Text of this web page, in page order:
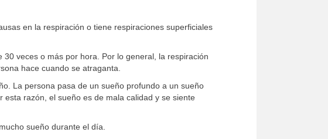
en la respiración o tiene respiraciones superficiales
veces o más por hora. Por lo general, la respiración
hace cuando se atraganta.
La persona pasa de un sueño profundo a un sueño
razón, el sueño es de mala calidad y se siente
sueño durante el día.